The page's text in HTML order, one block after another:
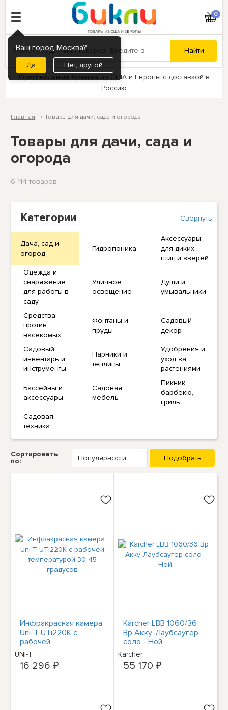
Ваш город Москва?
Нет, другой
0
Оригинальные бренды из США и Европы с доставкой в
Россию
Главная Товары для дачи, сада и огорода
Товары для дачи, сада и
огорода
6 114 товаров
Свернуть
Категории
Дача, сад и
огород
Гидропоника
Аксессуары
для диких
птиц и зверей
Одежда и
снаряжение
для работы в
саду
Уличное
освещение
Души и
умывальники
Средства
против
насекомых
Фонтаны и
пруды
Садовый
декор
Садовый
инвентарь и
инструменты
Парники и
теплицы
Удобрения и
уход за
растениями
Бассейны и
аксессуары
Садовая
мебель
Пикник,
барбекю,
гриль
Садовая
техника
Сортировать
по:
Инфракрасная камера
Uni-T UTi220K с
рабочей
температурой 30-45
градусов
UNI-T
16 296 ₽
Kärcher LBB 1060/36
Bp Акку-Лаубсаугер
соло - Ной
Karcher
55 170 ₽